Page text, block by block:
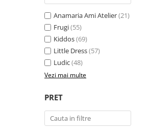
Anamaria Ami Atelier(21)
Frugi(55)
Kiddos(69)
Little Dress(57)
Ludic(48)
Vezi mai multe
PRET